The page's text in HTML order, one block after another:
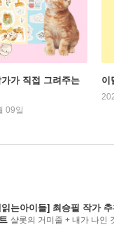
가 직접 그려주는
09일
이
읽는아이들] 최승필 작가
샬롯의 거미줄 + 내가 나인